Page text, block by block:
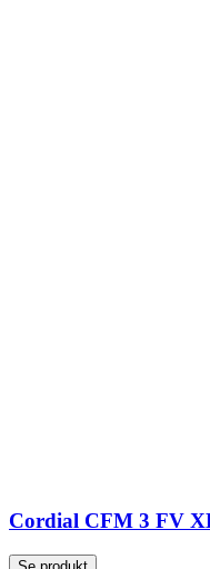
Cordial CFM 3 FV